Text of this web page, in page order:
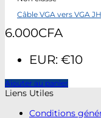
Câble VGA vers VGA
6.000CFA
EUR: €10
Ajouter au panier
Liens Utiles
Conditions